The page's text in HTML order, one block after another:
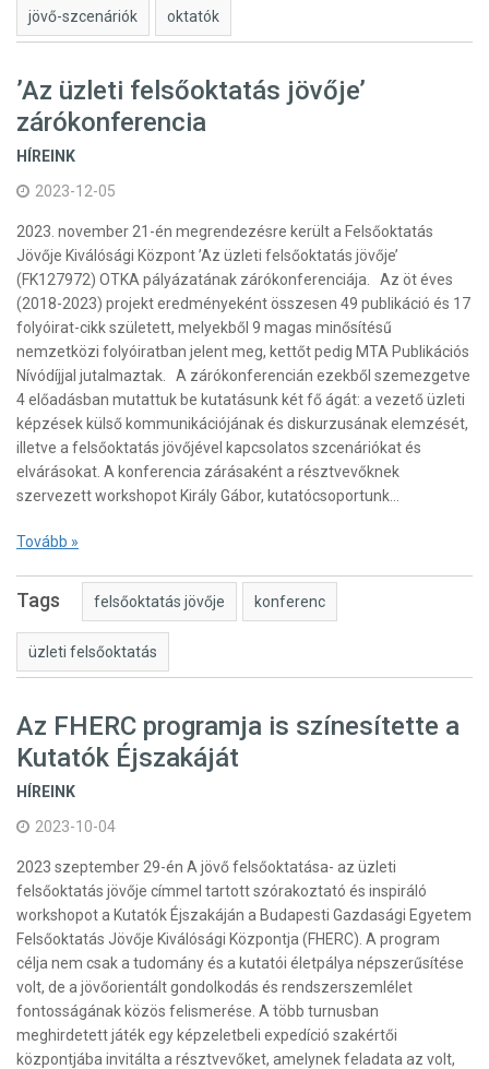
jövő-szcenáriók oktatók
’Az üzleti felsőoktatás jövője’
zárókonferencia
HÍREINK
2023-12-05
2023. november 21-én megrendezésre került a Felsőoktatás
Jövője Kiválósági Központ ’Az üzleti felsőoktatás jövője’
(FK127972) OTKA pályázatának zárókonferenciája. Az öt éves
(2018-2023) projekt eredményeként összesen 49 publikáció és 17
folyóirat-cikk született, melyekből 9 magas minősítésű
nemzetközi folyóiratban jelent meg, kettőt pedig MTA Publikációs
Nívódíjjal jutalmaztak. A zárókonferencián ezekből szemezgetve
4 előadásban mutattuk be kutatásunk két fő ágát: a vezető üzleti
képzések külső kommunikációjának és diskurzusának elemzését,
illetve a felsőoktatás jövőjével kapcsolatos szcenáriókat és
elvárásokat. A konferencia zárásaként a résztvevőknek
szervezett workshopot Király Gábor, kutatócsoportunk…
Tovább »
Tags felsőoktatás jövője konferenc
üzleti felsőoktatás
Az FHERC programja is színesítette a
Kutatók Éjszakáját
HÍREINK
2023-10-04
2023 szeptember 29-én A jövő felsőoktatása- az üzleti
felsőoktatás jövője címmel tartott szórakoztató és inspiráló
workshopot a Kutatók Éjszakáján a Budapesti Gazdasági Egyetem
Felsőoktatás Jövője Kiválósági Központja (FHERC). A program
célja nem csak a tudomány és a kutatói életpálya népszerűsítése
volt, de a jövőorientált gondolkodás és rendszerszemlélet
fontosságának közös felismerése. A több turnusban
meghirdetett játék egy képzeletbeli expedíció szakértői
központjába invitálta a résztvevőket, amelynek feladata az volt,